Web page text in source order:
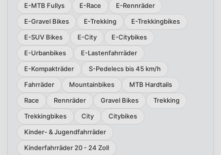
E-MTB Fullys
E-Race
E-Rennräder
E-Gravel Bikes
E-Trekking
E-Trekkingbikes
E-SUV Bikes
E-City
E-Citybikes
E-Urbanbikes
E-Lastenfahrräder
E-Kompakträder
S-Pedelecs bis 45 km/h
Fahrräder
Mountainbikes
MTB Hardtails
Race
Rennräder Gravel Bikes
Trekking
Trekkingbikes
City
Citybikes
Kinder- & Jugendfahrräder
Kinderfahrräder 20 - 24 Zoll